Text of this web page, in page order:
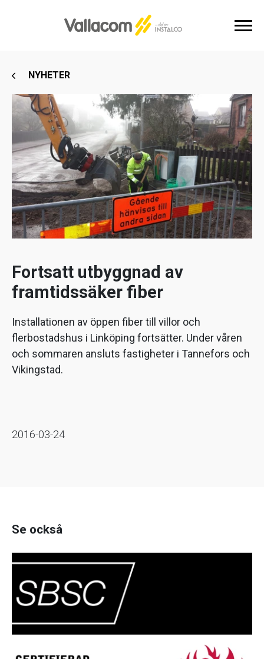
NYHETER
Fortsatt utbyggnad av
framtidssäker fiber
Installationen av öppen fiber till villor och
flerbostadshus i Linköping fortsätter. Under våren
och sommaren ansluts fastigheter i Tannefors och
Vikingstad.
2016-03-24
Se också